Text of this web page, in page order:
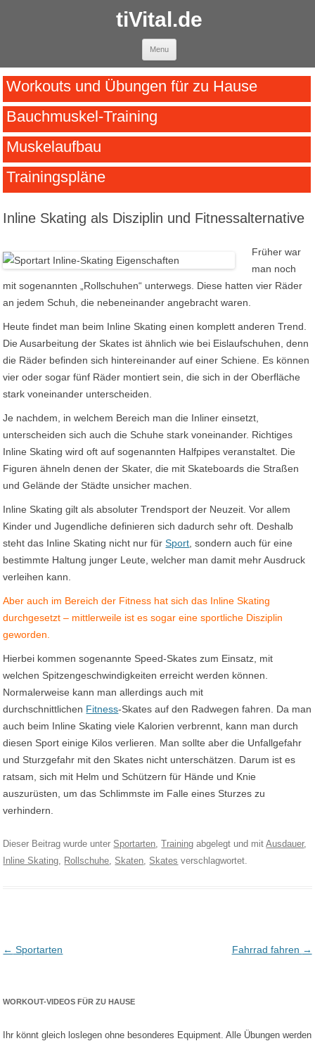
tiVital.de
Menu
Workouts und Übungen für zu Hause
Bauchmuskel-Training
Muskelaufbau
Trainingspläne
Inline Skating als Disziplin und Fitnessalternative
Früher war
man noch
mit sogenannten „Rollschuhen“ unterwegs. Diese hatten vier Räder
an jedem Schuh, die nebeneinander angebracht waren.
Heute findet man beim Inline Skating einen komplett anderen Trend.
Die Ausarbeitung der Skates ist ähnlich wie bei Eislaufschuhen, denn
die Räder befinden sich hintereinander auf einer Schiene. Es können
vier oder sogar fünf Räder montiert sein, die sich in der Oberfläche
stark voneinander unterscheiden.
Je nachdem, in welchem Bereich man die Inliner einsetzt,
unterscheiden sich auch die Schuhe stark voneinander. Richtiges
Inline Skating wird oft auf sogenannten Halfpipes veranstaltet. Die
Figuren ähneln denen der Skater, die mit Skateboards die Straßen
und Gelände der Städte unsicher machen.
Inline Skating gilt als absoluter Trendsport der Neuzeit. Vor allem
Kinder und Jugendliche definieren sich dadurch sehr oft. Deshalb
steht das Inline Skating nicht nur fürSport , sondern auch für eine
bestimmte Haltung junger Leute, welcher man damit mehr Ausdruck
verleihen kann.
Aber auch im Bereich der Fitness hat sich das Inline Skating
durchgesetzt – mittlerweile ist es sogar eine sportliche Disziplin
geworden.
Hierbei kommen sogenannte Speed-Skates zum Einsatz, mit
welchen Spitzengeschwindigkeiten erreicht werden können.
Normalerweise kann man allerdings auch mit
durchschnittlichen Fitness-Skates auf den Radwegen fahren. Da man
auch beim Inline Skating viele Kalorien verbrennt, kann man durch
diesen Sport einige Kilos verlieren. Man sollte aber die Unfallgefahr
und Sturzgefahr mit den Skates nicht unterschätzen. Darum ist es
ratsam, sich mit Helm und Schützern für Hände und Knie
auszurüsten, um das Schlimmste im Falle eines Sturzes zu
verhindern.
Dieser Beitrag wurde unter Sportarten,Training abgelegt und mitAusdauer,
Inline Skating, Rollschuhe, Skaten, Skates verschlagwortet.
Post navigation
← Sportarten Fahrrad fahren →
WORKOUT-VIDEOS FÜR ZU HAUSE
Ihr könnt gleich loslegen ohne besonderes Equipment. Alle Übungen werden